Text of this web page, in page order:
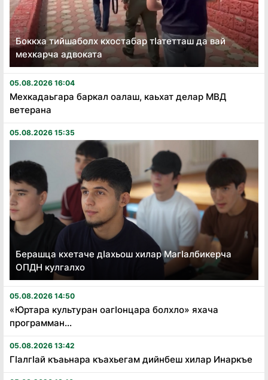
Боккха тийшаболх кхостабар тӏатетташ да вай
мехкарча адвоката
05.08.2026 16:04
Мехкадаьгара баркал оалаш, каьхат делар МВД
ветерана
05.08.2026 15:35
Берашца кхетаче дӏахьош хилар Магӏалбикерча
ОПДН кулгалхо
05.08.2026 14:50
«Юртара культуран оагӏонцара болхло» яхача
программан...
05.08.2026 13:42
Гӏалгӏай къаьнара къахьегам дийнбеш хилар Инаркъе